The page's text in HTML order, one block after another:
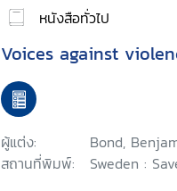
หนังสือทั่วไป
Voices against
ผู้แต่ง:
Bond,
สถานที่พิมพ์:
Sweden :